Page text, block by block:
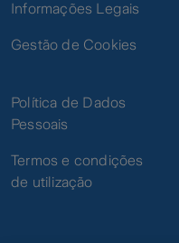
Informações Legais
Gestão de Cookies
Política de Dados
Pessoais
Termos e condições
de utilização